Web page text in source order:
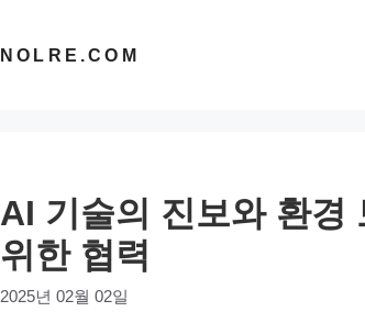
NOLRE.COM
AI 기술의 진보와 환경
위한 협력
2025년 02월 02일